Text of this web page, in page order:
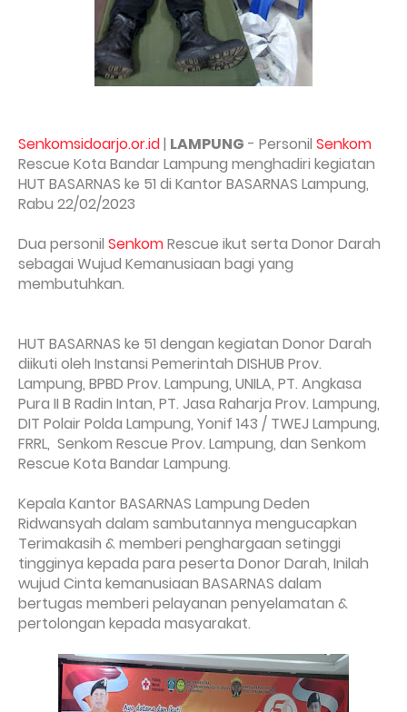
Senkomsidoarjo.or.id| LAMPUNG - Personil Senkom
Rescue Kota Bandar Lampung menghadiri kegiatan
HUT BASARNAS ke 51 di Kantor BASARNAS Lampung,
Rabu 22/02/2023
Dua personil SenkomRescue ikut serta Donor Darah
sebagai Wujud Kemanusiaan bagi yang
membutuhkan.
HUT BASARNAS ke 51 dengan kegiatan Donor Darah
diikuti oleh Instansi Pemerintah DISHUB Prov.
Lampung, BPBD Prov. Lampung, UNILA, PT. Angkasa
Pura II B Radin Intan, PT. Jasa Raharja Prov. Lampung,
DIT Polair Polda Lampung, Yonif 143 / TWEJ Lampung,
FRRL, Senkom Rescue Prov. Lampung, dan Senkom
Rescue Kota Bandar Lampung.
Kepala Kantor BASARNAS Lampung Deden
Ridwansyah dalam sambutannya mengucapkan
Terimakasih & memberi penghargaan setinggi
tingginya kepada para peserta Donor Darah, Inilah
wujud Cinta kemanusiaan BASARNAS dalam
bertugas memberi pelayanan penyelamatan &
pertolongan kepada masyarakat.